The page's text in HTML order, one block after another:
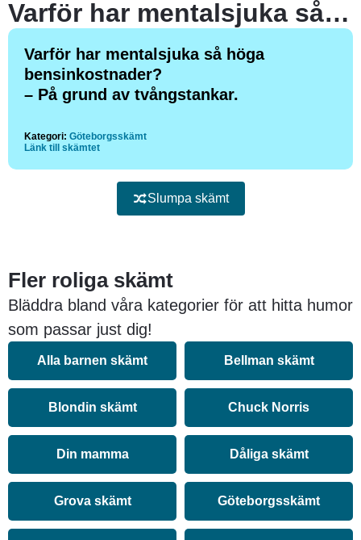
Varför har mentalsjuka så höga bensinkostnader?
Varför har mentalsjuka så höga
bensinkostnader?
– På grund av tvångstankar.
Kategori: Göteborgsskämt
Länk till skämtet
Slumpa skämt
Fler roliga skämt
Bläddra bland våra kategorier för att hitta humor
som passar just dig!
Alla barnen skämt Bellman skämt
Blondin skämt Chuck Norris
Din mamma Dåliga skämt
Grova skämt Göteborgsskämt